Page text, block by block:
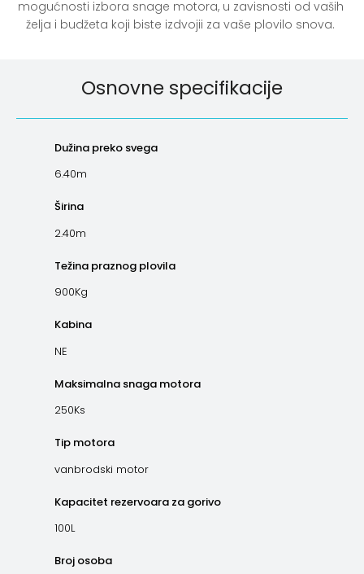
mogućnosti izbora snage motora, u zavisnosti od vaših
želja i budžeta koji biste izdvojii za vaše plovilo snova.
Osnovne specifikacije
Dužina preko svega
6.40m
Širina
2.40m
Težina praznog plovila
900Kg
Kabina
NE
Maksimalna snaga motora
250Ks
Tip motora
vanbrodski motor
Kapacitet rezervoara za gorivo
100L
Broj osoba